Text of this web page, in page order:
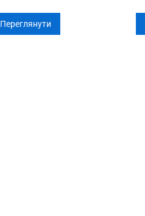
Переглянути